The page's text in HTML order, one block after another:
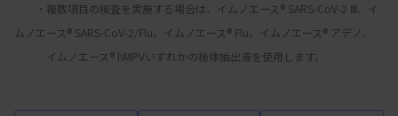
・複数項目の検査を実施する場合は、イムノエース® SARS-CoV-2 Ⅲ、イ
ムノエース® SARS-CoV-2/Flu、イムノエース® Flu、イムノエース® アデノ、
イムノエース® hMPVいずれかの検体抽出液を使用します。